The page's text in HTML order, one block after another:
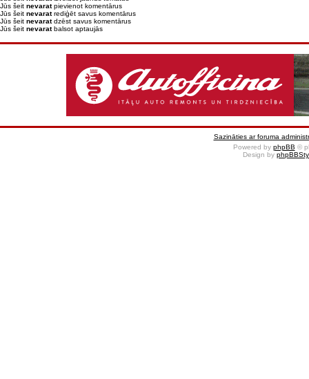
Jūs šeit nevaratpievienot komentārus
Jūs šeit nevaratrediģēt savus komentārus
Jūs šeit nevaratdzēst savus komentārus
Jūs šeit nevaratbalsot aptaujās
Sazināties ar foruma
Powered by phpBB ©
Design by